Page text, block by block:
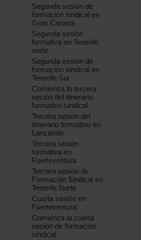
Segunda sesión de
formación sindical en
Gran Canaria
Segunda sesión
formativa en Tenerife
norte
Segunda sesión de
formación sindical en
Tenerife Sur
Comienza la tercera
sesión del itinerario
formativo sindical
Tercera sesión del
itinerario formativo en
Lanzarote
Tercera sesión
formativa en
Fuerteventura
Tercera sesión de
Formación Sindical en
Tenerife Norte
Cuarta sesión en
Fuerteventura
Comienza la cuarta
sesión de formación
sindical